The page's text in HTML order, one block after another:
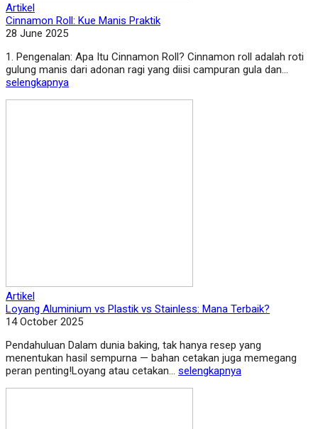
Artikel
Cinnamon Roll: Kue Manis Praktik
28 June 2025
1. Pengenalan: Apa Itu Cinnamon Roll? Cinnamon roll adalah roti
gulung manis dari adonan ragi yang diisi campuran gula dan...
selengkapnya
Artikel
Loyang Aluminium vs Plastik vs Stainless: Mana Terbaik?
14 October 2025
Pendahuluan Dalam dunia baking, tak hanya resep yang
menentukan hasil sempurna — bahan cetakan juga memegang
peran penting!Loyang atau cetakan... selengkapnya